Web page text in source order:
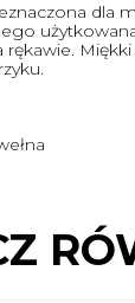
dla